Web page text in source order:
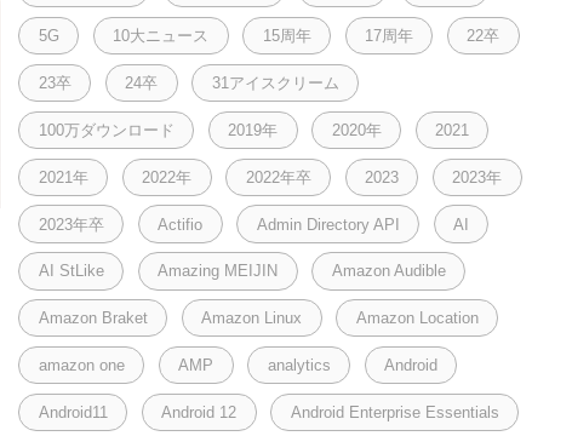
5G 10大ニュース 15周年 17周年 22卒
23卒 24卒 31アイスクリーム
100万ダウンロード 2019年 2020年 2021
2021年 2022年 2022年卒 2023 2023年
2023年卒 Actifio Admin Directory API AI
AI StLike Amazing MEIJIN Amazon Audible
Amazon Braket Amazon Linux Amazon Location
amazon one AMP analytics Android
Android11 Android 12 Android Enterprise Essentials